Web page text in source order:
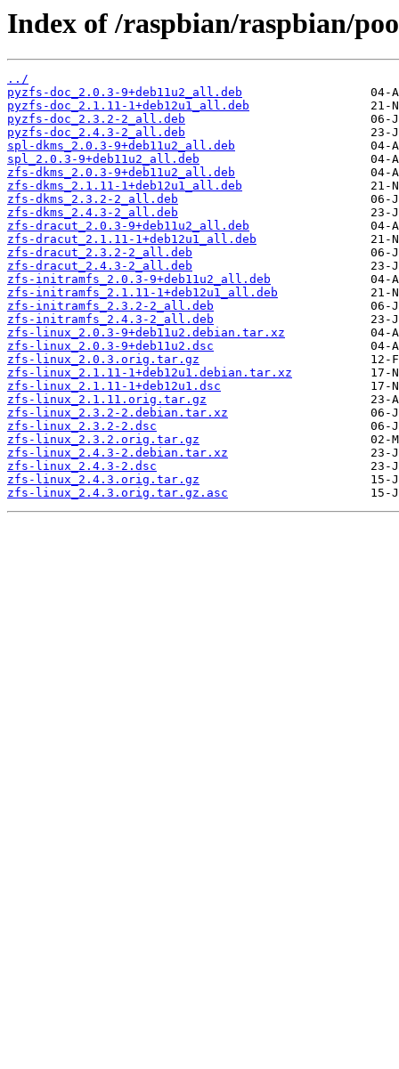
Index of /raspbian/raspbian/
../
pyzfs-doc_2.0.3-9+deb11u2_all.deb
pyzfs-doc_2.1.11-1+deb12u1_all.deb
pyzfs-doc_2.3.2-2_all.deb
pyzfs-doc_2.4.3-2_all.deb
spl-dkms_2.0.3-9+deb11u2_all.deb
spl_2.0.3-9+deb11u2_all.deb
zfs-dkms_2.0.3-9+deb11u2_all.deb
zfs-dkms_2.1.11-1+deb12u1_all.deb
zfs-dkms_2.3.2-2_all.deb
zfs-dkms_2.4.3-2_all.deb
zfs-dracut_2.0.3-9+deb11u2_all.deb
zfs-dracut_2.1.11-1+deb12u1_all.deb
zfs-dracut_2.3.2-2_all.deb
zfs-dracut_2.4.3-2_all.deb
zfs-initramfs_2.0.3-9+deb11u2_all.deb
zfs-initramfs_2.1.11-1+deb12u1_all.deb
zfs-initramfs_2.3.2-2_all.deb
zfs-initramfs_2.4.3-2_all.deb
zfs-linux_2.0.3-9+deb11u2.debian.tar.xz
zfs-linux_2.0.3-9+deb11u2.dsc
zfs-linux_2.0.3.orig.tar.gz
zfs-linux_2.1.11-1+deb12u1.debian.tar.xz
zfs-linux_2.1.11-1+deb12u1.dsc
zfs-linux_2.1.11.orig.tar.gz
zfs-linux_2.3.2-2.debian.tar.xz
zfs-linux_2.3.2-2.dsc
zfs-linux_2.3.2.orig.tar.gz
zfs-linux_2.4.3-2.debian.tar.xz
zfs-linux_2.4.3-2.dsc
zfs-linux_2.4.3.orig.tar.gz
zfs-linux_2.4.3.orig.tar.gz.asc